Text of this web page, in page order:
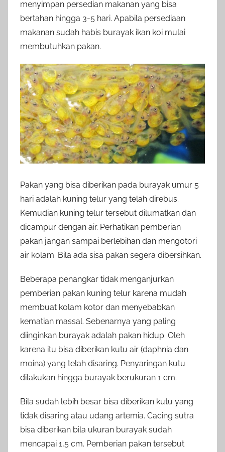
menyimpan persedian makanan yang bisa
bertahan hingga 3-5 hari. Apabila persediaan
makanan sudah habis burayak ikan koi mulai
membutuhkan pakan.
Pakan yang bisa diberikan pada burayak umur 5
hari adalah kuning telur yang telah direbus.
Kemudian kuning telur tersebut dilumatkan dan
dicampur dengan air. Perhatikan pemberian
pakan jangan sampai berlebihan dan mengotori
air kolam. Bila ada sisa pakan segera dibersihkan.
Beberapa penangkar tidak menganjurkan
pemberian pakan kuning telur karena mudah
membuat kolam kotor dan menyebabkan
kematian massal. Sebenarnya yang paling
diinginkan burayak adalah pakan hidup. Oleh
karena itu bisa diberikan kutu air (daphnia dan
moina) yang telah disaring. Penyaringan kutu
dilakukan hingga burayak berukuran 1 cm.
Bila sudah lebih besar bisa diberikan kutu yang
tidak disaring atau udang artemia. Cacing sutra
bisa diberikan bila ukuran burayak sudah
mencapai 1,5 cm. Pemberian pakan tersebut